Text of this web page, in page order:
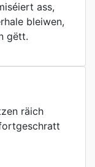
ass,
bleiwen,
gëtt.
räich